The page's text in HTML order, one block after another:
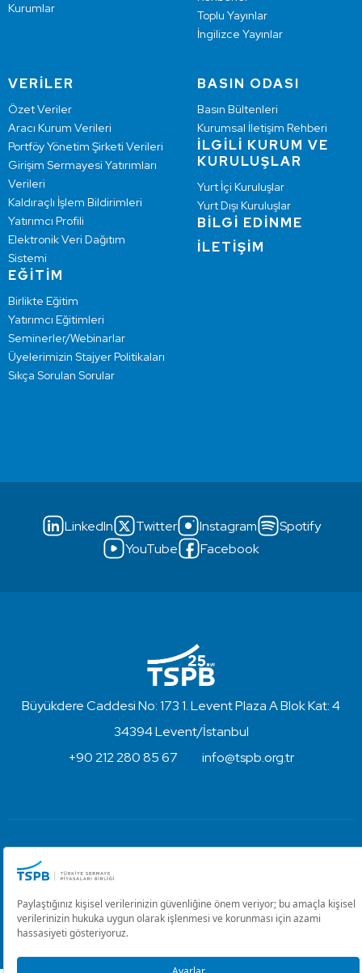
Kurumlar
Toplu Yayınlar
İngilizce Yayınlar
VERİLER
Özet Veriler
Aracı Kurum Verileri
Portföy Yönetim Şirketi Verileri
Girişim Sermayesi Yatırımları
Verileri
Kaldıraçlı İşlem Bildirimleri
Yatırımcı Profili
Elektronik Veri Dağıtım
Sistemi
EĞİTİM
Birlikte Eğitim
Yatırımcı Eğitimleri
Seminerler/Webinarlar
Üyelerimizin Stajyer Politikaları
Sıkça Sorulan Sorular
BASIN ODASI
Basın Bültenleri
Kurumsal İletişim Rehberi
İLGİLİ KURUM VE
KURULUŞLAR
Yurt İçi Kuruluşlar
Yurt Dışı Kuruluşlar
BİLGİ EDİNME
İLETİŞİM
LinkedIn Twitter Instagram
Spotify
YouTube
Facebook
Büyükdere Caddesi No: 173 1. Levent Plaza A Blok Kat: 4
34394 Levent/İstanbul
+90 212 280 85 67
info@tspb.org.tr
Türkiye Sermaye Piyasaları Birliği ⋅ Copyright © 2023
Çerez Ayarlarını Düzenle